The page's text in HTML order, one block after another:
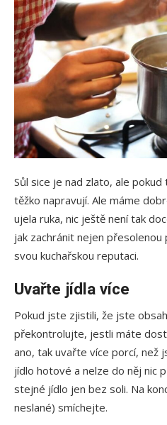
Sůl sice je nad zlato, ale
těžko napravují. Ale máme
ujela ruka, nic ještě není tak
jak zachránit nejen přesolenou
svou kuchařskou reputaci.
Uvařte jídla více
Pokud jste zjistili, že jste
překontrolujte, jestli máte
ano, tak uvařte více porcí, než
jídlo hotové a nelze do něj nic
stejné jídlo jen bez soli. Na
neslané) smíchejte.